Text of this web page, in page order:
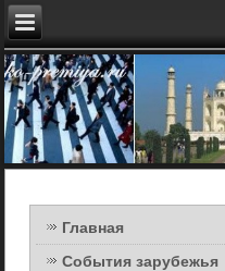
Главная
События зарубежья